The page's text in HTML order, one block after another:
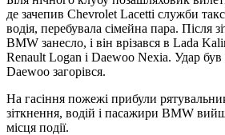
де зачепив Chevrolet Lacetti служби
водія, перебувала сімейна пара. Після
BMW занесло, і він врізався в Lada
Renault Logan і Daewoo Nexia. Удар
Daewoo загорівся.
На гасіння пожежі прибули
зіткнення, водій і пасажири BMW
місця події.